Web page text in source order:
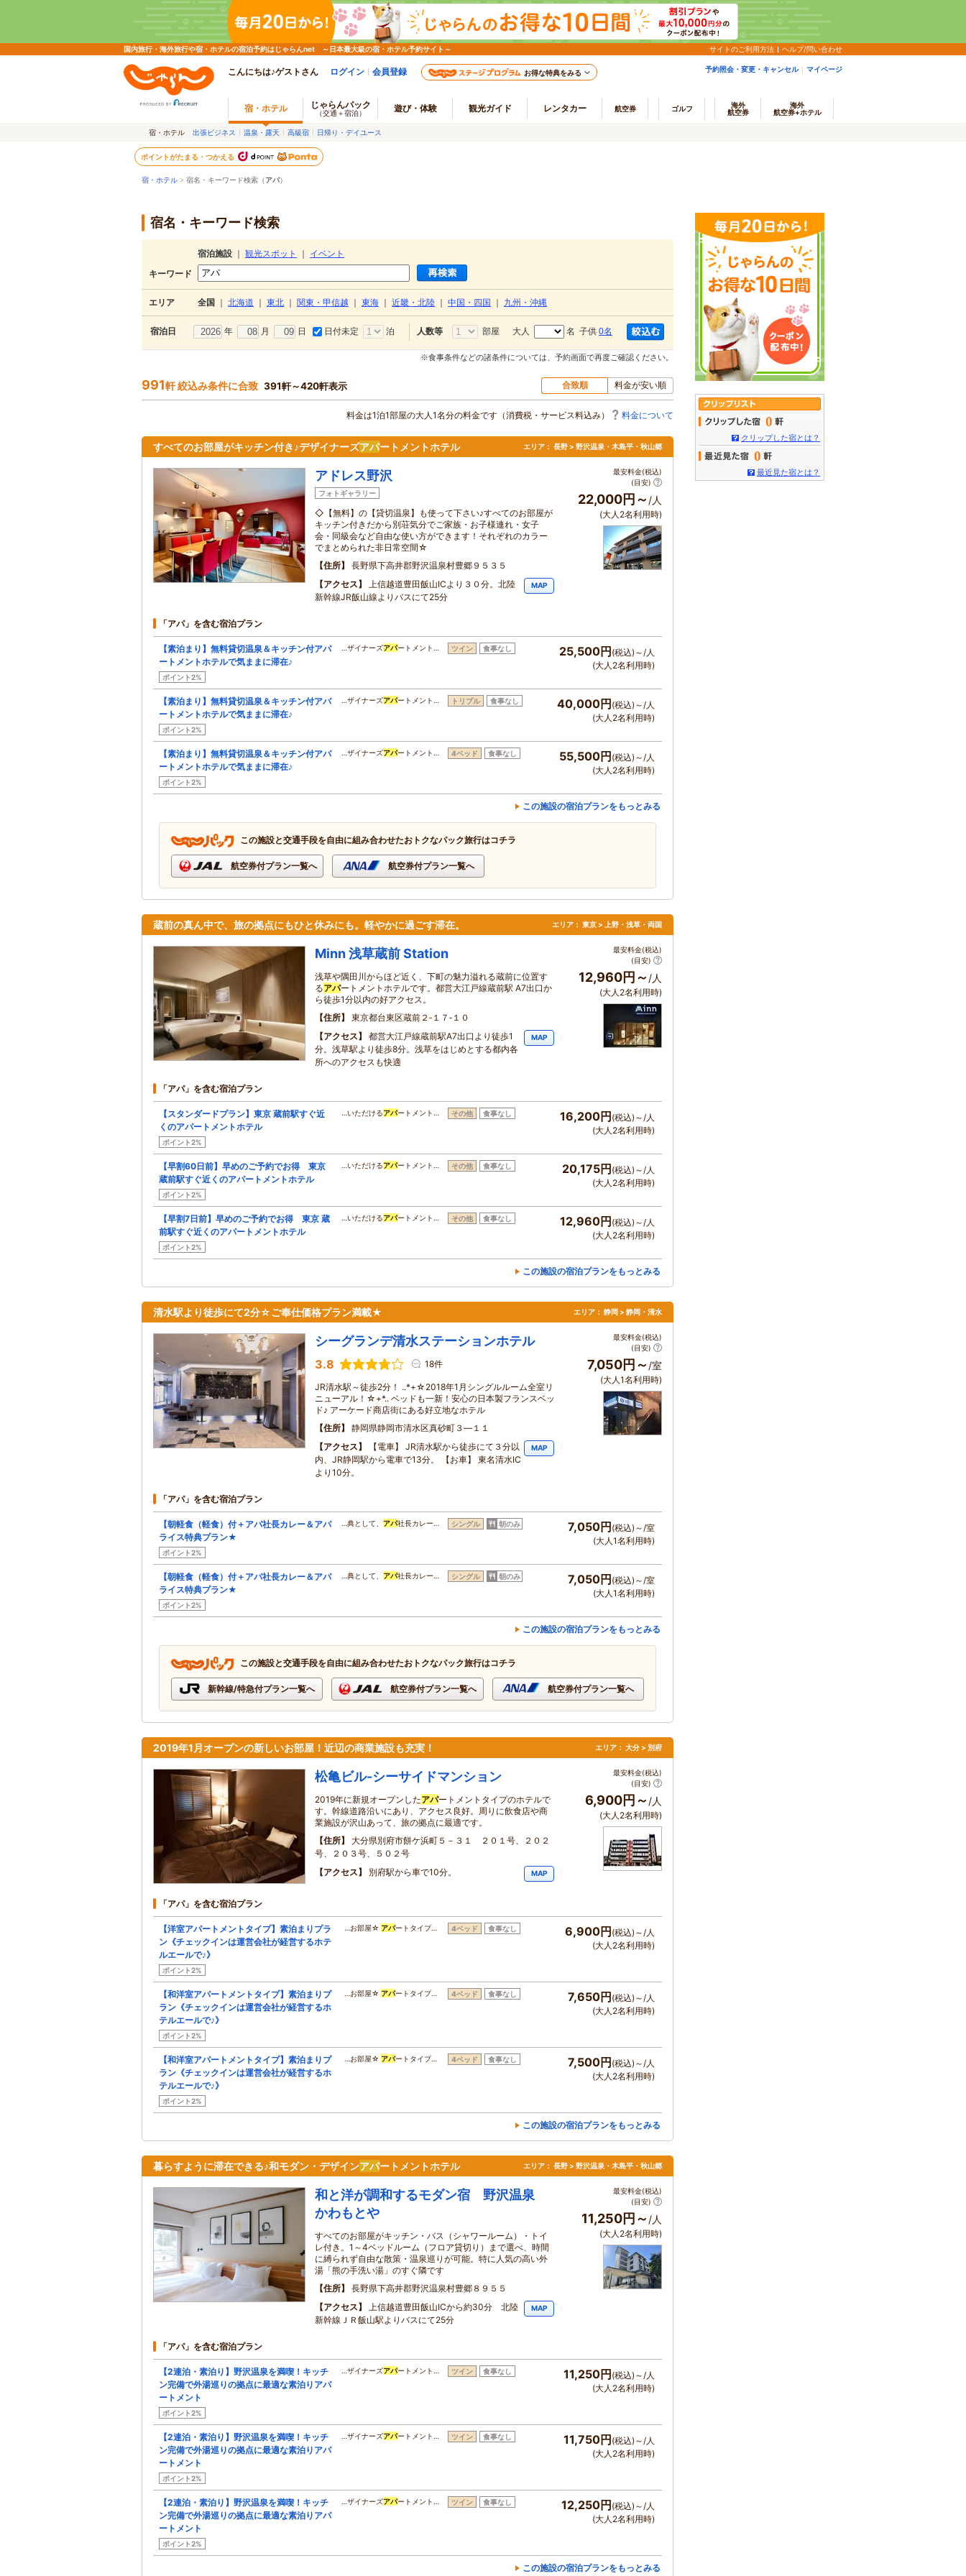
国内旅行・海外旅行や宿・ホテルの宿泊予約はじゃらんnet ～日本最大級の宿・ホテル予約サイト～ サイトのご利用方法 ヘルプ/問い合わせ
こんにちは♪ゲストさん ログイン 会員登録 お得な特典をみる 予約照会・変更・キャンセル マイページ
宿・ホテル じゃらんパック
（交通＋宿泊） 遊び・体験 観光ガイド レンタカー 航空券 ゴルフ
海外
航空券
海外
航空券+ホテル
宿・ホテル 出張ビジネス 温泉・露天 高級宿 日帰り・デイユース
ポイントがたまる・つかえる
宿・ホテル > 宿名・キーワード検索（アパ）
宿名・キーワード検索
宿泊施設 観光スポット
イベント
キーワード
エリア 全国 北海道 東北 関東・甲信越 東海 近畿・北陸 中国・四国 九州・沖縄
宿泊日 年 月 日 日付未定 泊 人数等 部屋 大人 名 子供 0名
※食事条件などの諸条件については、予約画面で再度ご確認ください。
991軒 絞込み条件に合致 391軒～420軒表示 合致順 料金が安い順
料金は1泊1部屋の大人1名分の料金です（消費税・サービス料込み） 料金について
すべてのお部屋がキッチン付き♪デザイナーズアパートメントホテル エリア： 長野 > 野沢温泉・木島平・秋山郷
アドレス野沢
フォトギャラリー
◇【無料】の【貸切温泉】も使って下さい♪すべてのお部屋が
キッチン付きだから別荘気分でご家族・お子様連れ・女子
会・同級会など自由な使い方ができます！それぞれのカラー
でまとめられた非日常空間☆
住所
長野県下高井郡野沢温泉村豊郷９５３５
アクセス
上信越道豊田飯山ICより３０分。北陸
新幹線JR飯山線よりバスにて25分
MAP
最安料金(税込)
(目安)
22,000円～ /人
(大人2名利用時)
「アパ」を含む宿泊プラン
【素泊まり】無料貸切温泉＆キッチン付アパ
ートメントホテルで気ままに滞在♪
ポイント2%
…ザイナーズアパートメント… ツイン 食事なし 25,500円 (税込)～/人
(大人2名利用時)
【素泊まり】無料貸切温泉＆キッチン付アパ
ートメントホテルで気ままに滞在♪
ポイント2%
…ザイナーズアパートメント… トリプル 食事なし 40,000円 (税込)～/人
(大人2名利用時)
【素泊まり】無料貸切温泉＆キッチン付アパ
ートメントホテルで気ままに滞在♪
ポイント2%
…ザイナーズアパートメント… 4ベッド 食事なし 55,500円 (税込)～/人
(大人2名利用時)
この施設の宿泊プランをもっとみる
この施設と交通手段を自由に組み合わせたおトクなパック旅行はコチラ
航空券付プラン一覧へ 航空券付プラン一覧へ
蔵前の真ん中で、旅の拠点にもひと休みにも。軽やかに過ごす滞在。 エリア： 東京 > 上野・浅草・両国
Minn 浅草蔵前 Station
浅草や隅田川からほど近く、下町の魅力溢れる蔵前に位置す
るアパートメントホテルです。都営大江戸線蔵前駅 A7出口か
ら徒歩1分以内の好アクセス。
住所
東京都台東区蔵前２‐１７‐１０
アクセス
都営大江戸線蔵前駅A7出口より徒歩1
分。浅草駅より徒歩8分。浅草をはじめとする都内各
所へのアクセスも快適
MAP
最安料金(税込)
(目安)
12,960円～ /人
(大人2名利用時)
「アパ」を含む宿泊プラン
【スタンダードプラン】東京 蔵前駅すぐ近
くのアパートメントホテル
ポイント2%
…いただけるアパートメント… その他 食事なし 16,200円 (税込)～/人
(大人2名利用時)
【早割60日前】早めのご予約でお得 東京
蔵前駅すぐ近くのアパートメントホテル
ポイント2%
…いただけるアパートメント… その他 食事なし 20,175円 (税込)～/人
(大人2名利用時)
【早割7日前】早めのご予約でお得 東京 蔵
前駅すぐ近くのアパートメントホテル
ポイント2%
…いただけるアパートメント… その他 食事なし 12,960円 (税込)～/人
(大人2名利用時)
この施設の宿泊プランをもっとみる
清水駅より徒歩にて2分☆ご奉仕価格プラン満載★ エリア： 静岡 > 静岡・清水
シーグランデ清水ステーションホテル
3.8 18件
JR清水駅～徒歩2分！ ..*+☆2018年1月シングルルーム全室リ
ニューアル！☆+*.. ベッドも一新！安心の日本製フランスベッ
ド♪ アーケード商店街にある好立地なホテル
住所
静岡県静岡市清水区真砂町３―１１
アクセス
【電車】 JR清水駅から徒歩にて３分以
内、JR静岡駅から電車で13分。 【お車】 東名清水IC
より10分。
MAP
最安料金(税込)
(目安)
7,050円～ /室
(大人1名利用時)
「アパ」を含む宿泊プラン
【朝軽食（軽食）付＋アパ社長カレー＆アパ
ライス特典プラン★
ポイント2%
…典として、 アパ社長カレー… シングル 朝のみ 7,050円 (税込)～/室
(大人1名利用時)
【朝軽食（軽食）付＋アパ社長カレー＆アパ
ライス特典プラン★
ポイント2%
…典として、 アパ社長カレー… シングル 朝のみ 7,050円 (税込)～/室
(大人1名利用時)
この施設の宿泊プランをもっとみる
この施設と交通手段を自由に組み合わせたおトクなパック旅行はコチラ
新幹線/特急付プラン一覧へ 航空券付プラン一覧へ 航空券付プラン一覧へ
2019年1月オープンの新しいお部屋！近辺の商業施設も充実！ エリア： 大分 > 別府
松亀ビル‐シーサイドマンション
2019年に新規オープンしたアパートメントタイプのホテルで
す。幹線道路沿いにあり、アクセス良好。周りに飲食店や商
業施設が沢山あって、旅の拠点に最適です。
住所
大分県別府市餅ケ浜町５－３１ ２０１号、２０２
号、２０３号、５０２号
アクセス
別府駅から車で10分。 MAP
最安料金(税込)
(目安)
6,900円～ /人
(大人2名利用時)
「アパ」を含む宿泊プラン
【洋室アパートメントタイプ】素泊まりプラ
ン《チェックインは運営会社が経営するホテ
ルエールで♪》
ポイント2%
…お部屋☆ アパートタイプ… 4ベッド 食事なし 6,900円(税込)～/人
(大人2名利用時)
【和洋室アパートメントタイプ】素泊まりプ
ラン《チェックインは運営会社が経営するホ
テルエールで♪》
ポイント2%
…お部屋☆ アパートタイプ… 4ベッド 食事なし 7,650円(税込)～/人
(大人2名利用時)
【和洋室アパートメントタイプ】素泊まりプ
ラン《チェックインは運営会社が経営するホ
テルエールで♪》
ポイント2%
…お部屋☆ アパートタイプ… 4ベッド 食事なし 7,500円(税込)～/人
(大人2名利用時)
この施設の宿泊プランをもっとみる
暮らすように滞在できる♪和モダン・デザインアパートメントホテル エリア： 長野 > 野沢温泉・木島平・秋山郷
和と洋が調和するモダン宿 野沢温泉
かわもとや
すべてのお部屋がキッチン・バス（シャワールーム）・トイ
レ付き。1～4ベッドルーム（フロア貸切り）まで選べ、時間
に縛られず自由な散策・温泉巡りが可能。特に人気の高い外
湯「熊の手洗い湯」のすぐ隣です
住所
長野県下高井郡野沢温泉村豊郷８９５５
アクセス
上信越道豊田飯山ICから約30分 北陸
新幹線ＪＲ飯山駅よりバスにて25分
MAP
最安料金(税込)
(目安)
11,250円～ /人
(大人2名利用時)
「アパ」を含む宿泊プラン
【2連泊・素泊り】野沢温泉を満喫！キッチ
ン完備で外湯巡りの拠点に最適な素泊りアパ
ートメント
ポイント2%
…ザイナーズアパートメント… ツイン 食事なし 11,250円(税込)～/人
(大人2名利用時)
【2連泊・素泊り】野沢温泉を満喫！キッチ
ン完備で外湯巡りの拠点に最適な素泊りアパ
ートメント
ポイント2%
…ザイナーズアパートメント… ツイン 食事なし 11,750円(税込)～/人
(大人2名利用時)
【2連泊・素泊り】野沢温泉を満喫！キッチ
ン完備で外湯巡りの拠点に最適な素泊りアパ
ートメント
ポイント2%
…ザイナーズアパートメント… ツイン 食事なし 12,250円(税込)～/人
(大人2名利用時)
この施設の宿泊プランをもっとみる
0
クリップした宿とは？
0
最近見た宿とは？